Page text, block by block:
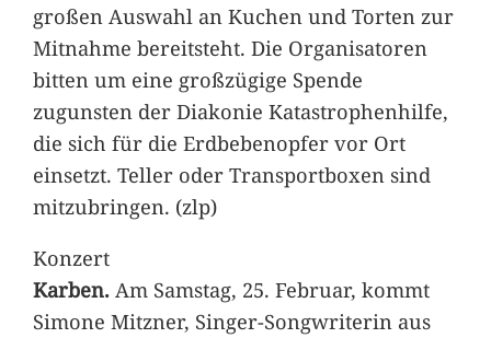
großen Auswahl an Kuchen und Torten zur
Mitnahme bereitsteht. Die Organisatoren
bitten um eine großzügige Spende
zugunsten der Diakonie Katastrophenhilfe,
die sich für die Erdbebenopfer vor Ort
einsetzt. Teller oder Transportboxen sind
mitzubringen. (zlp)
Konzert
Karben.Am Samstag, 25. Februar, kommt
Simone Mitzner, Singer-Songwriterin aus